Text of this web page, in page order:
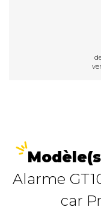
Alarme
car